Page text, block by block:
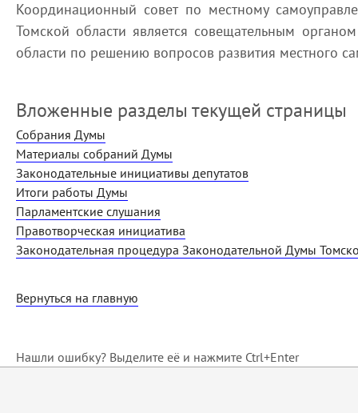
Координационный совет по местному
Томской области является совещательным
области по решению вопросов развития местного
Вложенные разделы текущей страницы
Собрания Думы
Материалы собраний Думы
Законодательные инициативы депутатов
Итоги работы Думы
Парламентские слушания
Правотворческая инициатива
Законодательная процедура Законодательной Думы
Вернуться на главную
Нашли ошибку? Выделите её и нажмите Ctrl+Enter